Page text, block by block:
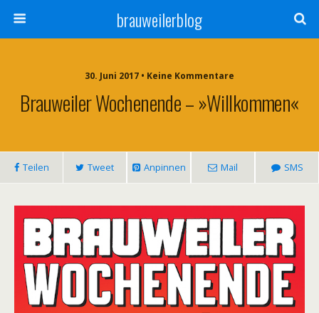
brauweilerblog
30. Juni 2017 • Keine Kommentare
Brauweiler Wochenende – »Willkommen«
Teilen Tweet Anpinnen Mail SMS